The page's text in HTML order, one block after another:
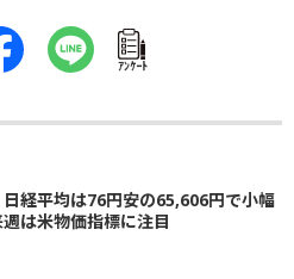
ｱﾝｹｰﾄ
日経平均は76円安の65,606円で小幅
は米物価指標に注目